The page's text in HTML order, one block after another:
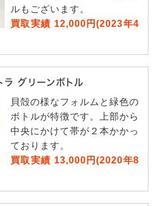
ルもございます。
買取実績 12,000円(2023年4
ラ グリーンボトル
貝殻の様なフォルムと緑色の
ボトルが特徴です。上部から
中央にかけて帯が２本かかっ
ております。
買取実績 13,000円(2020年8